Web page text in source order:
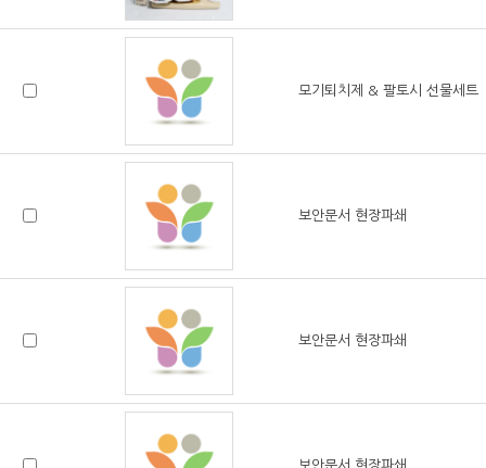
모기퇴치제 & 팔토시 선물세트
보안문서 현장파쇄
보안문서 현장파쇄